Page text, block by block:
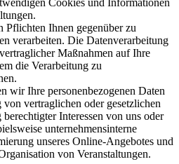
Pflichten Ihnen gegenüber zu
verarbeiten. Die Datenverarbeitung
Maßnahmen auf Ihre
die Verarbeitung zu
wir Ihre personenbezogenen Daten
vertraglichen oder gesetzlichen
Interessen von uns oder
unternehmensinterne
unseres Online-Angebotes und
von Veranstaltungen.